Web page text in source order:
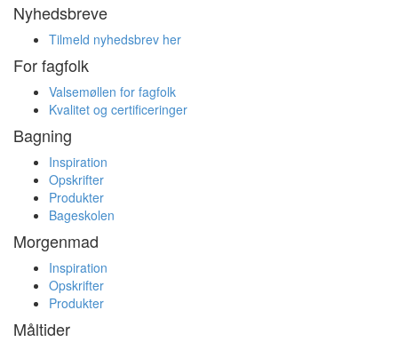
Nyhedsbreve
Tilmeld nyhedsbrev her
For fagfolk
Valsemøllen for fagfolk
Kvalitet og certificeringer
Bagning
Inspiration
Opskrifter
Produkter
Bageskolen
Morgenmad
Inspiration
Opskrifter
Produkter
Måltider